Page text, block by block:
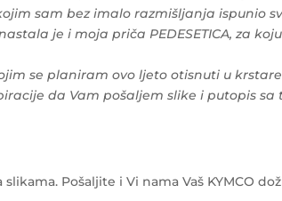
sam bez imalo razmišljanja ispunio
je i moja priča PEDESETICA, za
se planiram ovo ljeto otisnuti u
da Vam pošaljem slike i putopis sa
Pošaljite i Vi nama Vaš KYMCO